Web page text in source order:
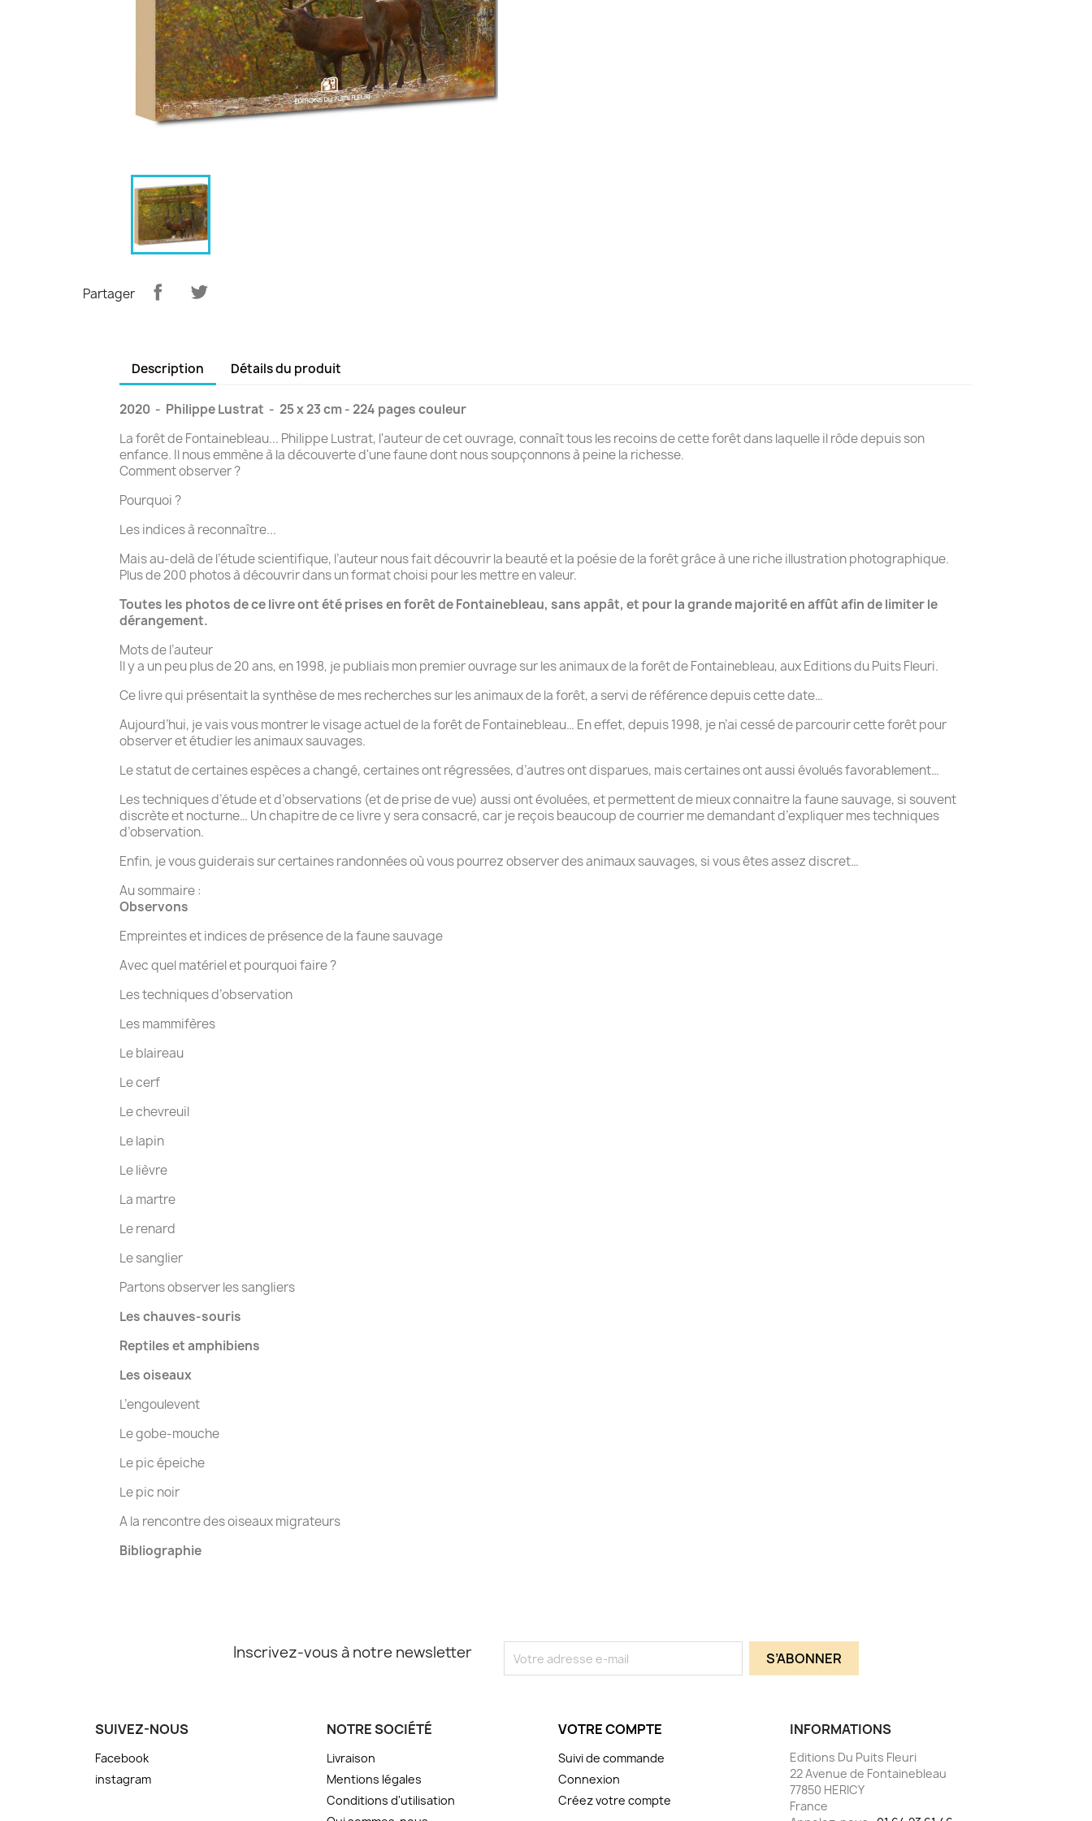
Partager
Description Détails du produit
2020 - Philippe Lustrat - 25 x 23 cm - 224 pages couleur
La forêt de Fontainebleau... Philippe Lustrat, l'auteur de cet ouvrage, connaît tous les recoins de cette forêt dans laquelle il rôde depuis son
enfance. Il nous emmène à la découverte d'une faune dont nous soupçonnons à peine la richesse.
Comment observer ?
Pourquoi ?
Les indices à reconnaître...
Mais au-delà de l’étude scientifique, l’auteur nous fait découvrir la beauté et la poésie de la forêt grâce à une riche illustration photographique.
Plus de 200 photos à découvrir dans un format choisi pour les mettre en valeur.
Toutes les photos de ce livre ont été prises en forêt de Fontainebleau, sans appât, et pour la grande majorité en affût afin de limiter le
dérangement.
Mots de l’auteur
Il y a un peu plus de 20 ans, en 1998, je publiais mon premier ouvrage sur les animaux de la forêt de Fontainebleau, aux Editions du Puits Fleuri.
Ce livre qui présentait la synthèse de mes recherches sur les animaux de la forêt, a servi de référence depuis cette date…
Aujourd’hui, je vais vous montrer le visage actuel de la forêt de Fontainebleau… En effet, depuis 1998, je n’ai cessé de parcourir cette forêt pour
observer et étudier les animaux sauvages.
Le statut de certaines espèces a changé, certaines ont régressées, d’autres ont disparues, mais certaines ont aussi évolués favorablement…
Les techniques d’étude et d’observations (et de prise de vue) aussi ont évoluées, et permettent de mieux connaitre la faune sauvage, si souvent
discrète et nocturne… Un chapitre de ce livre y sera consacré, car je reçois beaucoup de courrier me demandant d’expliquer mes techniques
d’observation.
Enfin, je vous guiderais sur certaines randonnées où vous pourrez observer des animaux sauvages, si vous êtes assez discret…
Au sommaire :
Observons
Empreintes et indices de présence de la faune sauvage
Avec quel matériel et pourquoi faire ?
Les techniques d’observation
Les mammifères
Le blaireau
Le cerf
Le chevreuil
Le lapin
Le lièvre
La martre
Le renard
Le sanglier
Partons observer les sangliers
Les chauves-souris
Reptiles et amphibiens
Les oiseaux
L’engoulevent
Le gobe-mouche
Le pic épeiche
Le pic noir
A la rencontre des oiseaux migrateurs
Bibliographie
Inscrivez-vous à notre newsletter
SUIVEZ-NOUS
Facebook
instagram
NOTRE SOCIÉTÉ
Livraison
Mentions légales
Conditions d'utilisation
VOTRE COMPTE
Suivi de commande
Connexion
Créez votre compte
INFORMATIONS
Editions Du Puits Fleuri
22 Avenue de Fontainebleau
77850 HERICY
France